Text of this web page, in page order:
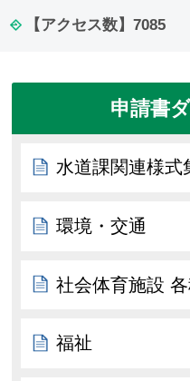
【アクセス数】 7085
申請書
水道課関連様式
環境・交通
社会体育施設
福祉